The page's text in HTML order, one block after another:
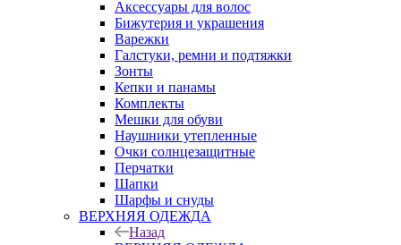
Аксессуары для волос
Бижутерия и украшения
Варежки
Галстуки, ремни и подтяжки
Зонты
Кепки и панамы
Комплекты
Мешки для обуви
Наушники утепленные
Очки солнцезащитные
Перчатки
Шапки
Шарфы и снуды
ВЕРХНЯЯ ОДЕЖДА
Назад